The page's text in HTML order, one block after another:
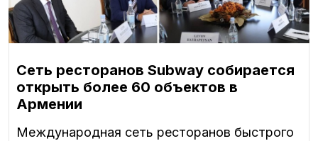
Сеть ресторанов Subway собирается
открыть более 60 объектов в
Армении
Международная сеть ресторанов быстрого